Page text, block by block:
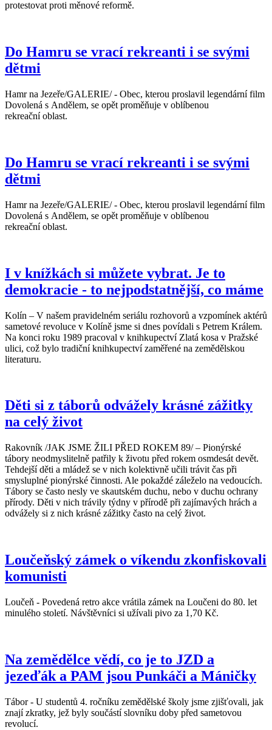
protestovat proti měnové reformě.
Do Hamru se vrací rekreanti i se svými
dětmi
Hamr na Jezeře/GALERIE/ - Obec, kterou proslavil legendární film
Dovolená s Andělem, se opět proměňuje v oblíbenou
rekreační oblast.
Do Hamru se vrací rekreanti i se svými
dětmi
Hamr na Jezeře/GALERIE/ - Obec, kterou proslavil legendární film
Dovolená s Andělem, se opět proměňuje v oblíbenou
rekreační oblast.
I v knížkách si můžete vybrat. Je to
demokracie - to nejpodstatnější, co máme
Kolín – V našem pravidelném seriálu rozhovorů a vzpomínek aktérů
sametové revoluce v Kolíně jsme si dnes povídali s Petrem Králem.
Na konci roku 1989 pracoval v knihkupectví Zlatá kosa v Pražské
ulici, což bylo tradiční knihkupectví zaměřené na zemědělskou
literaturu.
Děti si z táborů odvážely krásné zážitky
na celý život
Rakovník /JAK JSME ŽILI PŘED ROKEM 89/ – Pionýrské
tábory neodmyslitelně patřily k životu před rokem osmdesát devět.
Tehdejší děti a mládež se v nich kolektivně učili trávit čas při
smysluplné pionýrské činnosti. Ale pokaždé záleželo na vedoucích.
Tábory se často nesly ve skautském duchu, nebo v duchu ochrany
přírody. Děti v nich trávily týdny v přírodě při zajímavých hrách a
odvážely si z nich krásné zážitky často na celý život.
Loučeňský zámek o víkendu zkonfiskovali
komunisti
Loučeň - Povedená retro akce vrátila zámek na Loučeni do 80. let
minulého století. Návštěvníci si užívali pivo za 1,70 Kč.
Na zemědělce vědí, co je to JZD a
jezeďák a PAM jsou Punkáči a Máničky
Tábor - U studentů 4. ročníku zemědělské školy jsme zjišťovali, jak
znají zkratky, jež byly součástí slovníku doby před sametovou
revolucí.